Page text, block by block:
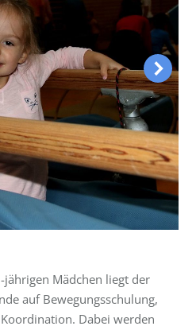
Mädchen liegt der
auf Bewegungsschulung,
Dabei werden